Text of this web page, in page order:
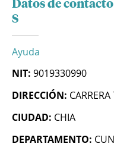
Datos de
S
Ayuda
NIT: 9019330990
DIRECCIÓN:
CIUDAD: CHIA
DEPARTAMENTO: